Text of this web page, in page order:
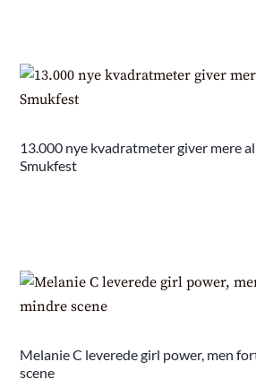
13.000 nye kvadratmeter giver mere
Smukfest
Melanie C leverede girl power, men
scene